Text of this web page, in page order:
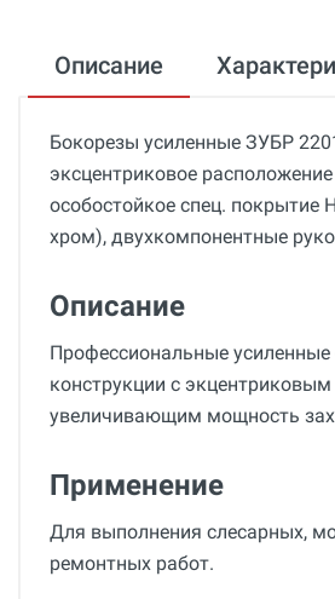
Описание
Бокорезы усиленные ЗУБР
эксцентриковое
особостойкое спец. покрытие
хром), двухкомпонентные
Описание
Профессиональные
конструкции с
увеличивающим мощность
Применение
Для выполнения слесарных,
ремонтных работ.